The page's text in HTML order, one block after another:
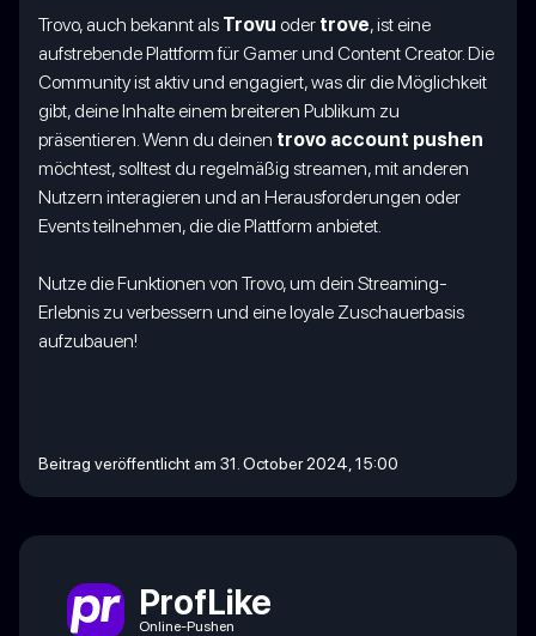
Trovo, auch bekannt als Trovu oder trove, ist eine
aufstrebende Plattform für Gamer und Content Creator. Die
Community ist aktiv und engagiert, was dir die Möglichkeit
gibt, deine Inhalte einem breiteren Publikum zu
präsentieren. Wenn du deinen trovo account pushen
möchtest, solltest du regelmäßig streamen, mit anderen
Nutzern interagieren und an Herausforderungen oder
Events teilnehmen, die die Plattform anbietet.
Nutze die Funktionen von Trovo, um dein Streaming-
Erlebnis zu verbessern und eine loyale Zuschauerbasis
aufzubauen!
Beitrag veröffentlicht am 31. October 2024, 15:00
ProfLike
Online-Pushen